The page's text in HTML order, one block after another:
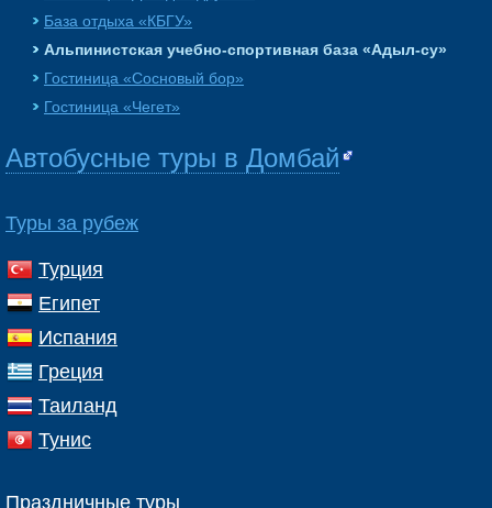
База отдыха «КБГУ»
Альпинистская учебно-спортивная база «Адыл-су»
Гостиница «Сосновый бор»
Гостиница «Чегет»
Автобусные туры в Домбай
Туры за рубеж
Турция
Египет
Испания
Греция
Таиланд
Тунис
Праздничные туры